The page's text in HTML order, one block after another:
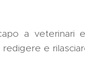
a veterinari
e